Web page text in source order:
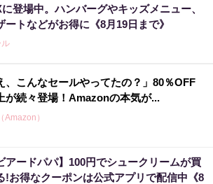
登場中。ハンバーグやキッズメニュー、
ートなどがお得に《8月19日まで》
ル
、こんなセールやってたの？」80％OFF
が続々登場！Amazonの本気が...
Amazon）
アードパパ】100円でシュークリームが買
!お得なクーポンは公式アプリで配信中《8